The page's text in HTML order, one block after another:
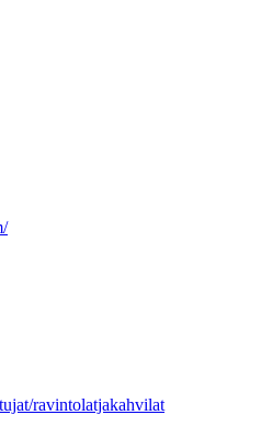
ravintolatjakahvilat